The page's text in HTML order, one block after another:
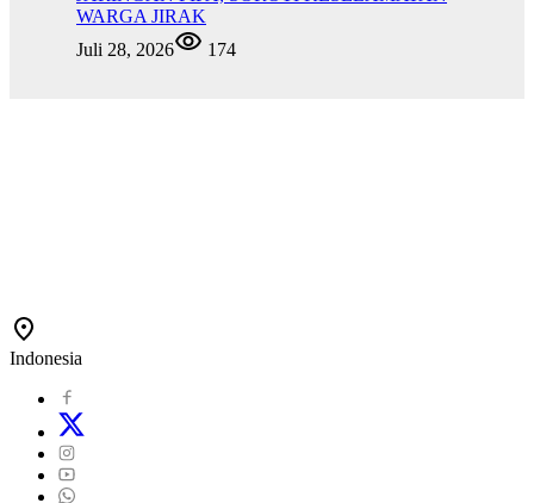
WARGA JIRAK
Juli 28, 2026
174
Indonesia